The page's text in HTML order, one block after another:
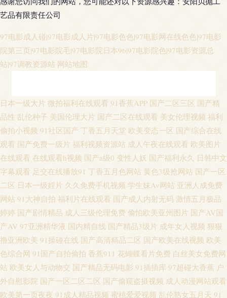
艺品有限责任公司
97电影成人碰|97电影成人片|97电影色色|97电影网在线色色|97电影
院第三页|97电影院毛|97电影院日本96|97电影院色|97电影资源总
站|97调教资源站 网站地图
精品三级网站 91自产精品国 日韩欧美wwww 午夜激情普通户 亚洲色图偷拍
网 伊人综合影院AV 91香蕉草莓 AV限制级影院 成人性交 91精品123 免费在
线毛片 日韩黄色大片 超碰人人熟女 黄色小视频APP 深夜福利导航链接 影音
先锋亚洲色图 97涩在线资源网 韩国无码伦理 久操资源福利在线 欧美性爱主
站 伊人三级片 国产精品黄色网 老湿机成人网站 日韩AV打炮影院 91大香蕉伊
人 91网址黄w www久久人妻 国产精品情侣自拍 日本色情导航 瑟瑟视频网站
亚洲日韩资源 91亲99 不卡三区 成人片伊人 国产在线第一页 日韩无码A片 亚
日本一级大片 微拍福利在线观看 91香蕉APP 国产二区三区 国产精
品性 乱伦种子 美国伦理大片 国产二区在线观看 美女伦理视频 福利
偷拍小视频 91社区国产 丁香五月天堂 欧美变态一区 国产综合在线
观看 国产免费一级片 福利视频资源站 成人午夜在线观看 欧美图片
在线观看 在线观看h视频 国产a级0 变性人妖 国产福利永久 日韩中文
字幕观看 足交在线播放91 丁香五月色网站 黄色3级抢网站 国产一区
二区 日本一级婬片 久久免费手机视频 学生妹Av网站 亚洲人成免费
网站 91大神自拍 福利片在线观看 国产成人内射无码 激情五月极品
婷婷 国产剧情精品 成人三级伦理免费 偷怕欧美亚州图片 国产AV国
产AV 97亚洲精华液 国内精自线 国产精品3级片 成年女人视频 狠狠
撸亚洲欧美 91操碰在线 国产高清精品二区 国产欧美在线视频 欧美
色综合网 91国产自拍偷拍 香蕉911 花蝴蝶看片免费 白丝美女免费网
站 欧美女人与动物交 国产精品无码电影 91插插库 97超碰大香蕉 户
外自慰影院 国产一区二区二区 国产偷窥盗摄视频 成人动漫网站观看
欧美第一页夜夜 91成人精品视频 蜜桃爱爱视频 乱伦熟女五月天 91